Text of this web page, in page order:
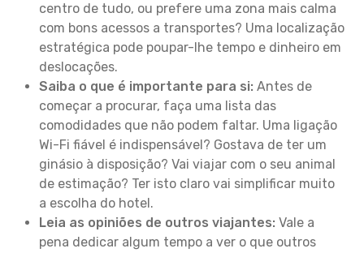
centro de tudo, ou prefere uma zona mais calma
com bons acessos a transportes? Uma localização
estratégica pode poupar-lhe tempo e dinheiro em
deslocações.
Saiba o que é importante para si: Antes de
começar a procurar, faça uma lista das
comodidades que não podem faltar. Uma ligação
Wi-Fi fiável é indispensável? Gostava de ter um
ginásio à disposição? Vai viajar com o seu animal
de estimação? Ter isto claro vai simplificar muito
a escolha do hotel.
Leia as opiniões de outros viajantes: Vale a
pena dedicar algum tempo a ver o que outros